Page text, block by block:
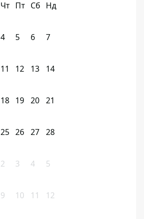
Чт Пт Сб Нд
4 5 6 7
11 12 13 14
18 19 20 21
25 26 27 28
2 3 4 5
9 10 11 12